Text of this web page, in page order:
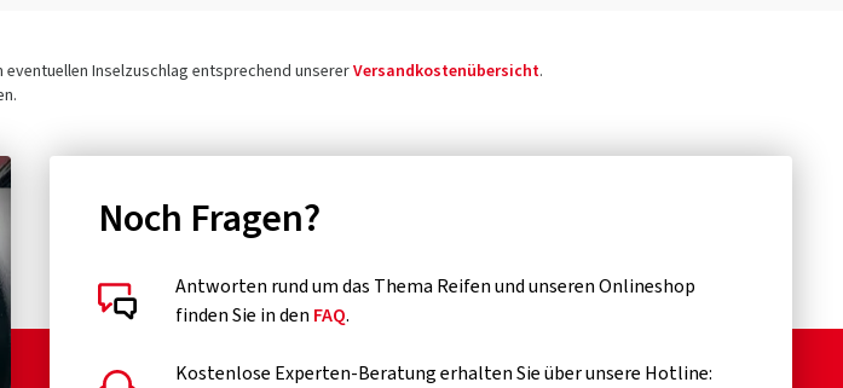
Inselzuschlag entsprechend unsererVersandkostenübersicht.
Noch Fragen?
Antworten rund um das Thema Reifen und unseren Onlineshop
finden Sie in den FAQ.
Kostenlose Experten-Beratung erhalten Sie über unsere Hotline: